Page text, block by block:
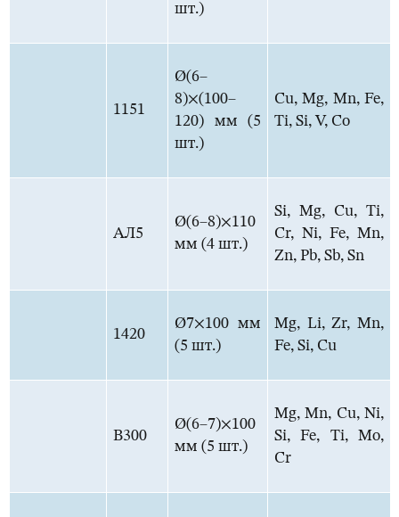
шт.)
1151
Ø(6–
8)×(100–
120) мм (5
шт.)
Cu, Mg, Mn, Fe,
Ti, Si, V, Co
АЛ5
Ø(6–8)×110
мм (4 шт.)
Si, Mg, Cu, Ti,
Cr, Ni, Fe, Mn,
Zn, Pb, Sb, Sn
1420
Ø7×100 мм
(5 шт.)
Mg, Li, Zr, Mn,
Fe, Si, Cu
В300
Ø(6–7)×100
мм (5 шт.)
Mg, Mn, Cu, Ni,
Si, Fe, Ti, Mo,
Cr